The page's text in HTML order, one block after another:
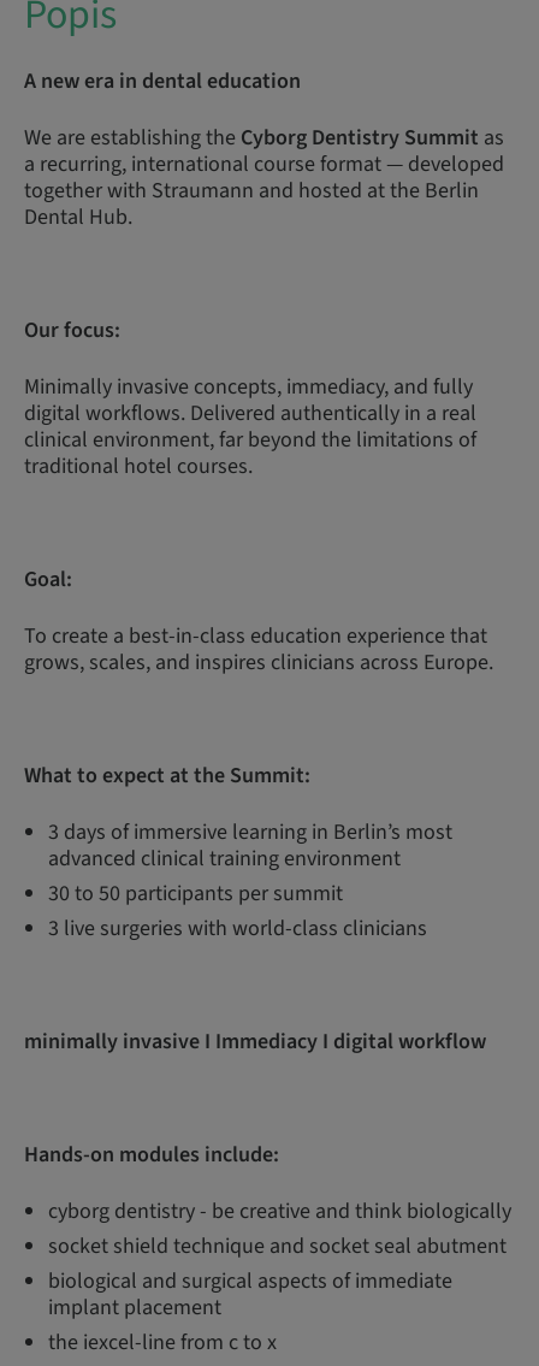
Popis
A new era in dental education
We are establishing the Cyborg Dentistry Summit as
a recurring, international course format — developed
together with Straumann and hosted at the Berlin
Dental Hub.
Our focus:
Minimally invasive concepts, immediacy, and fully
digital workflows. Delivered authentically in a real
clinical environment, far beyond the limitations of
traditional hotel courses.
Goal:
To create a best-in-class education experience that
grows, scales, and inspires clinicians across Europe.
What to expect at the Summit:
3 days of immersive learning in Berlin’s most
advanced clinical training environment
30 to 50 participants per summit
3 live surgeries with world-class clinicians
minimally invasive I Immediacy I digital workflow
Hands-on modules include:
cyborg dentistry - be creative and think biologically
socket shield technique and socket seal abutment
biological and surgical aspects of immediate
implant placement
the iexcel-line from c to x